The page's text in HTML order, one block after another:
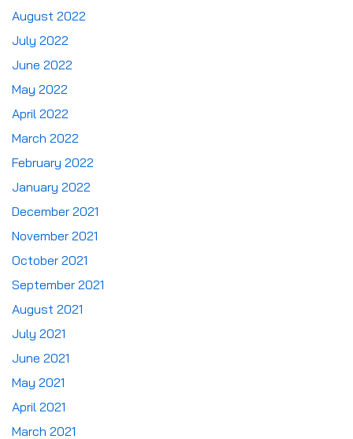
August 2022
July 2022
June 2022
May 2022
April 2022
March 2022
February 2022
January 2022
December 2021
November 2021
October 2021
September 2021
August 2021
July 2021
June 2021
May 2021
April 2021
March 2021